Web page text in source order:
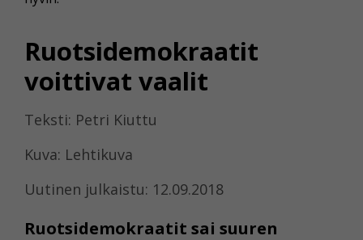
Ruotsidemokraatit
voittivat vaalit
Teksti: Petri Kiuttu
Kuva: Lehtikuva
Uutinen julkaistu: 12.09.2018
Ruotsidemokraatit sai suuren